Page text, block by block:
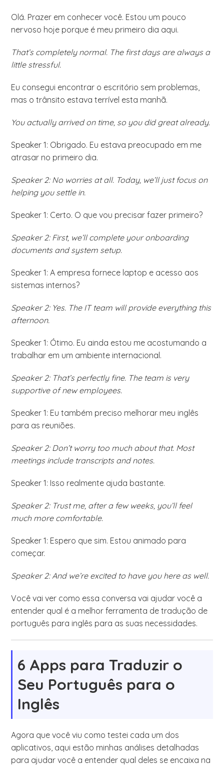
Olá. Prazer em conhecer você. Estou um pouco
nervoso hoje porque é meu primeiro dia aqui.
That’s completely normal. The first days are always a
little stressful.
Eu consegui encontrar o escritório sem problemas,
mas o trânsito estava terrível esta manhã.
You actually arrived on time, so you did great already.
Speaker 1: Obrigado. Eu estava preocupado em me
atrasar no primeiro dia.
Speaker 2: No worries at all. Today, we’ll just focus on
helping you settle in.
Speaker 1: Certo. O que vou precisar fazer primeiro?
Speaker 2: First, we’ll complete your onboarding
documents and system setup.
Speaker 1: A empresa fornece laptop e acesso aos
sistemas internos?
Speaker 2: Yes. The IT team will provide everything this
afternoon.
Speaker 1: Ótimo. Eu ainda estou me acostumando a
trabalhar em um ambiente internacional.
Speaker 2: That’s perfectly fine. The team is very
supportive of new employees.
Speaker 1: Eu também preciso melhorar meu inglês
para as reuniões.
Speaker 2: Don’t worry too much about that. Most
meetings include transcripts and notes.
Speaker 1: Isso realmente ajuda bastante.
Speaker 2: Trust me, after a few weeks, you’ll feel
much more comfortable.
Speaker 1: Espero que sim. Estou animado para
começar.
Speaker 2: And we’re excited to have you here as well.
Você vai ver como essa conversa vai ajudar você a
entender qual é a melhor ferramenta de tradução de
português para inglês para as suas necessidades.
6 Apps para Traduzir o
Seu Português para o
Inglês
Agora que você viu como testei cada um dos
aplicativos, aqui estão minhas análises detalhadas
para ajudar você a entender qual deles se encaixa na